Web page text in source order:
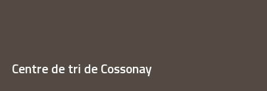
Centre de tri de Cossonay